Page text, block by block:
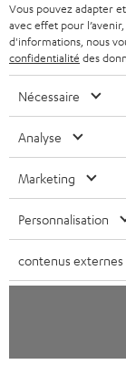
Vous pouvez adapter
avec effet pour
d'informations, nous
confidentialité des
Nécessaire
Analyse
Marketing
Personnalisation
contenus externes